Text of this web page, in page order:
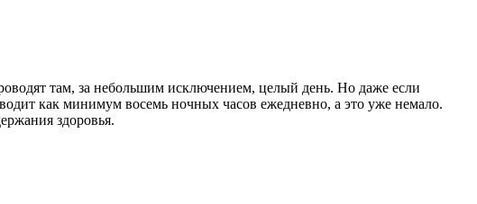
там, за небольшим исключением, целый день. Но даже если
как минимум восемь ночных часов ежедневно, а это уже немало.
здоровья.